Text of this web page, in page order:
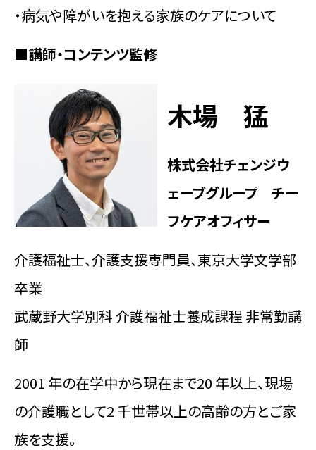
・病気や障がいを抱える家族のケアについて
■講師・コンテンツ監修
木場 猛
株式会社チェンジウ
ェーブグループ チー
フケアオフィサー
介護福祉士、介護支援専門員、東京大学文学部
卒業
武蔵野大学別科 介護福祉士養成課程 非常勤講
師
2001 年の在学中から現在まで20 年以上、現場
の介護職として2 千世帯以上の高齢の方とご家
族を支援。